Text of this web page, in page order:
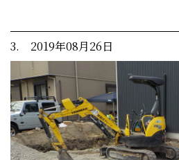
3. 2019年08月26日